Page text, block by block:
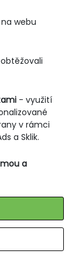
webu
- využití
v rámci
a Sklik.
a